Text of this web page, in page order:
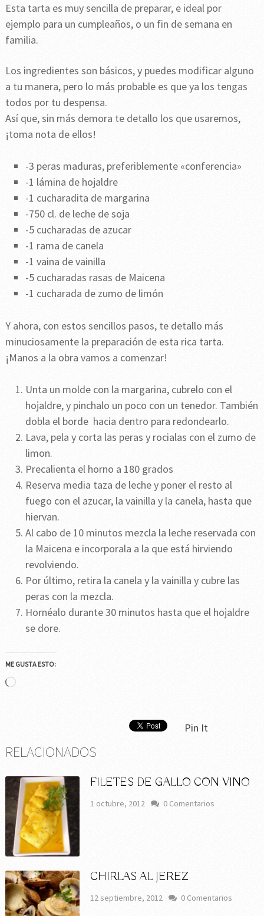
Esta tarta es muy sencilla de preparar, e ideal por
ejemplo para un cumpleaños, o un fin de semana en
familia.
Los ingredientes son básicos, y puedes modificar alguno
a tu manera, pero lo más probable es que ya los tengas
todos por tu despensa.
Así que, sin más demora te detallo los que usaremos,
¡toma nota de ellos!
-3 peras maduras, preferiblemente «conferencia»
-1 lámina de hojaldre
-1 cucharadita de margarina
-750 cl. de leche de soja
-5 cucharadas de azucar
-1 rama de canela
-1 vaina de vainilla
-5 cucharadas rasas de Maicena
-1 cucharada de zumo de limón
Y ahora, con estos sencillos pasos, te detallo más
minuciosamente la preparación de esta rica tarta.
¡Manos a la obra vamos a comenzar!
Unta un molde con la margarina, cubrelo con el
hojaldre, y pinchalo un poco con un tenedor. También
dobla el borde hacia dentro para redondearlo.
Lava, pela y corta las peras y rocialas con el zumo de
limon.
Precalienta el horno a 180 grados
Reserva media taza de leche y poner el resto al
fuego con el azucar, la vainilla y la canela, hasta que
hiervan.
Al cabo de 10 minutos mezcla la leche reservada con
la Maicena e incorporala a la que está hirviendo
revolviendo.
Por último, retira la canela y la vainilla y cubre las
peras con la mezcla.
Hornéalo durante 30 minutos hasta que el hojaldre
se dore.
ME GUSTA ESTO:
Cargando...
Pin It
RELACIONADOS
FILETES DE GALLO CON VINO
1 octubre, 2012 0 Comentarios
CHIRLAS AL JEREZ
12 septiembre, 2012 0 Comentarios